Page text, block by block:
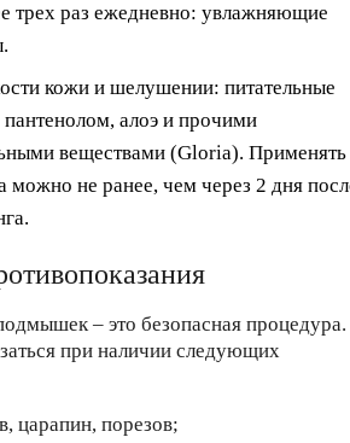
трех раз ежедневно: увлажняющие
кожи и шелушении: питательные
алоэ и прочими
веществами (Gloria). Применять
можно не ранее, чем через 2 дня
– это безопасная процедура.
при наличии следующих
царапин, порезов;